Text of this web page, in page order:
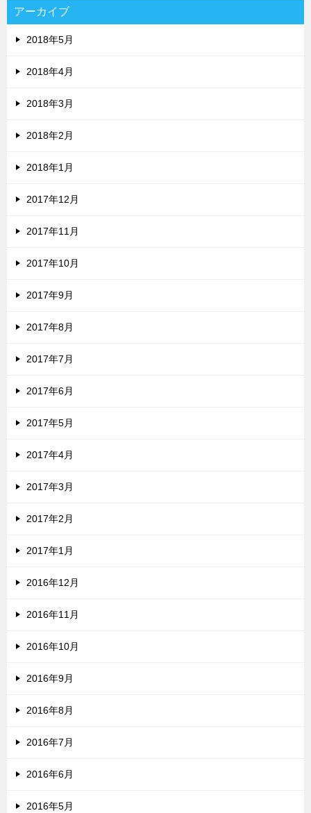
アーカイブ
2018年5月
2018年4月
2018年3月
2018年2月
2018年1月
2017年12月
2017年11月
2017年10月
2017年9月
2017年8月
2017年7月
2017年6月
2017年5月
2017年4月
2017年3月
2017年2月
2017年1月
2016年12月
2016年11月
2016年10月
2016年9月
2016年8月
2016年7月
2016年6月
2016年5月